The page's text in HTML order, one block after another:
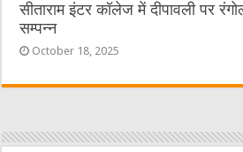
सीताराम इंटर कॉलेज में दीपावली पर
सम्पन्न
October 18, 2025